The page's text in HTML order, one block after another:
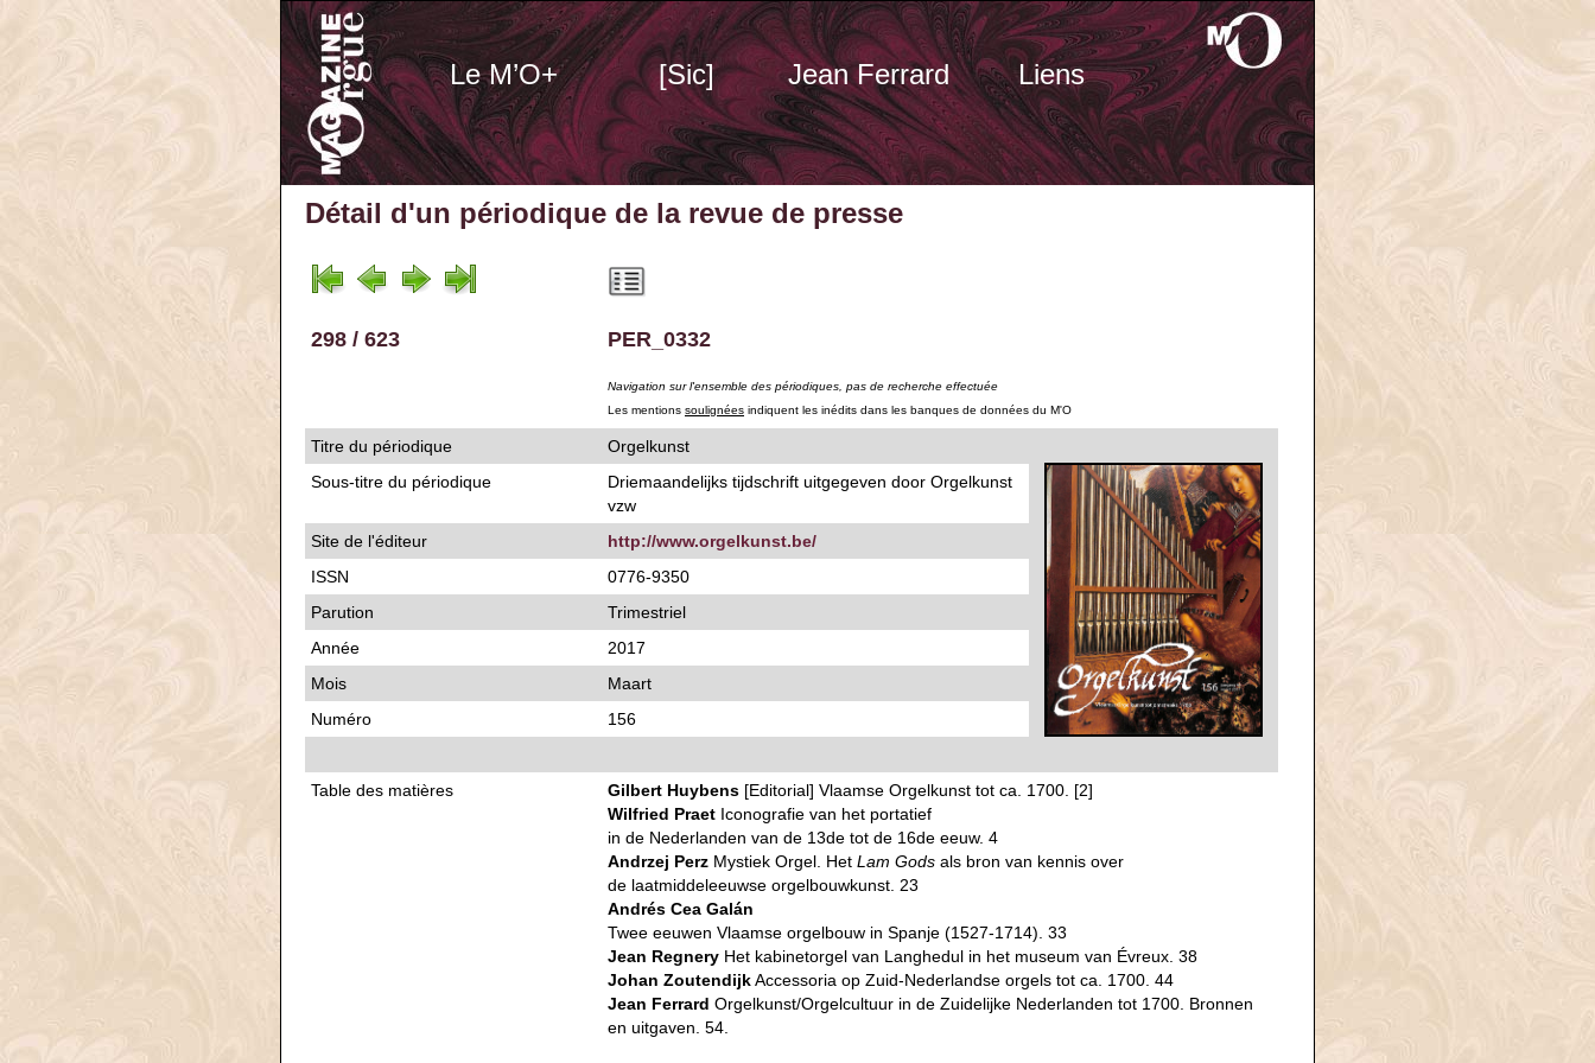
Le M’O+ [Sic] Jean Ferrard Liens
Détail d'un périodique de la revue de presse
298 / 623 PER_0332
Navigation sur l'ensemble des périodiques, pas de recherche effectuée
Les mentions soulignées indiquent les inédits dans les banques de données du M'O
Titre du périodique
Orgelkunst
Sous-titre du périodique
Driemaandelijks tijdschrift uitgegeven door Orgelkunst
vzw
Site de l'éditeur
http://www.orgelkunst.be/
ISSN
0776-9350
Parution
Trimestriel
Année
2017
Mois
Maart
Numéro
156
Table des matières Gilbert Huybens [Editorial] Vlaamse Orgelkunst tot ca. 1700. [2]
Wilfried Praet Iconografie van het portatief
in de Nederlanden van de 13de tot de 16de eeuw. 4
Andrzej Perz Mystiek Orgel. Het Lam Gods als bron van kennis over
de laatmiddeleeuwse orgelbouwkunst. 23
Andrés Cea Galán
Twee eeuwen Vlaamse orgelbouw in Spanje (1527-1714). 33
Jean Regnery Het kabinetorgel van Langhedul in het museum van Évreux. 38
Johan ZoutendijkAccessoria op Zuid-Nederlandse orgels tot ca. 1700. 44
Jean Ferrard Orgelkunst/Orgelcultuur in de Zuidelijke Nederlanden tot 1700. Bronnen
en uitgaven. 54.